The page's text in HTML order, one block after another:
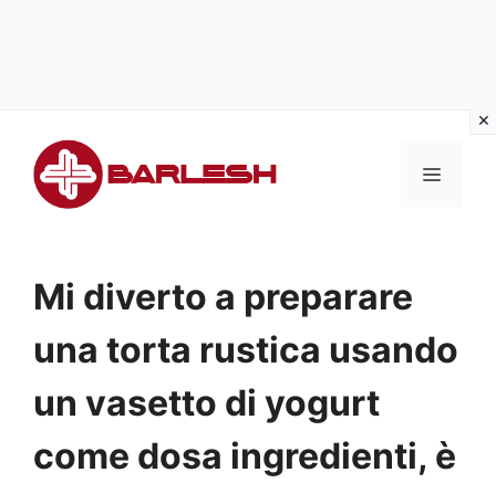
contenuto
MENU
Mi diverto a preparare
una torta rustica usando
un vasetto di yogurt
come dosa ingredienti, è